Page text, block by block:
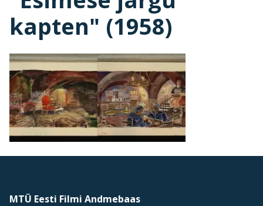
kapten" (1958)
MTÜ Eesti Filmi Andmebaas